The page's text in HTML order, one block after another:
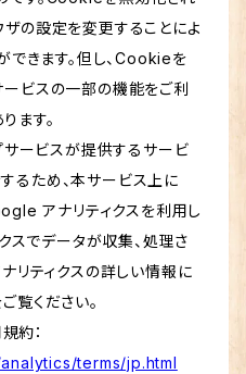
ザの設定を変更することによ
きます。但し、Cookieを
ービスの一部の機能をご利
ます。
プサービスが提供するサービ
るため、本サービス上に
アナリティクスを利用し
スでデータが収集、処理さ
リティクスの詳しい情報に
覧ください。
約：
terms/jp.html